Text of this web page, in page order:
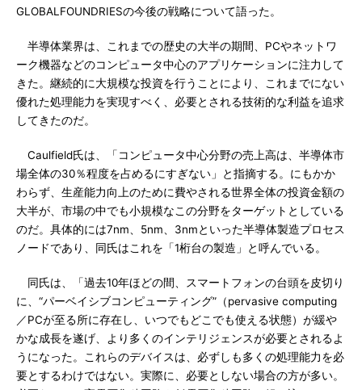
GLOBALFOUNDRIESの今後の戦略について語った。
半導体業界は、これまでの歴史の大半の期間、PCやネットワ
ーク機器などのコンピュータ中心のアプリケーションに注力して
きた。継続的に大規模な投資を行うことにより、これまでにない
優れた処理能力を実現すべく、必要とされる技術的な利益を追求
してきたのだ。
Caulfield氏は、「コンピュータ中心分野の売上高は、半導体市
場全体の30％程度を占めるにすぎない」と指摘する。にもかか
わらず、生産能力向上のために費やされる世界全体の投資金額の
大半が、市場の中でも小規模なこの分野をターゲットとしている
のだ。具体的には7nm、5nm、3nmといった半導体製造プロセス
ノードであり、同氏はこれを「1桁台の製造」と呼んでいる。
同氏は、「過去10年ほどの間、スマートフォンの台頭を皮切り
に、“パーベイシブコンピューティング”（pervasive computing
／PCが至る所に存在し、いつでもどこでも使える状態）が緩や
かな成長を遂げ、より多くのインテリジェンスが必要とされるよ
うになった。これらのデバイスは、必ずしも多くの処理能力を必
要とするわけではない。実際に、必要としない場合の方が多い。